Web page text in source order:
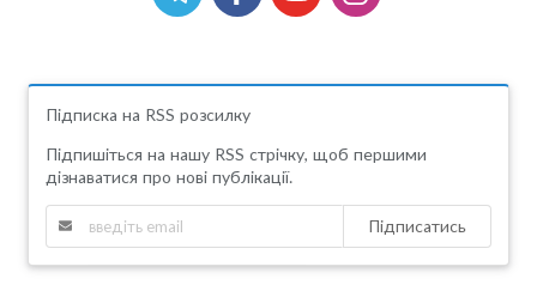
Підписка на RSS розсилку
Підпишіться на нашу RSS стрічку, щоб першими
дізнаватися про нові публікації.
Підписатись